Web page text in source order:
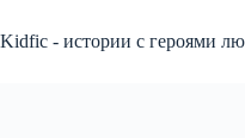
к
сути
Kidfic - истории с героями